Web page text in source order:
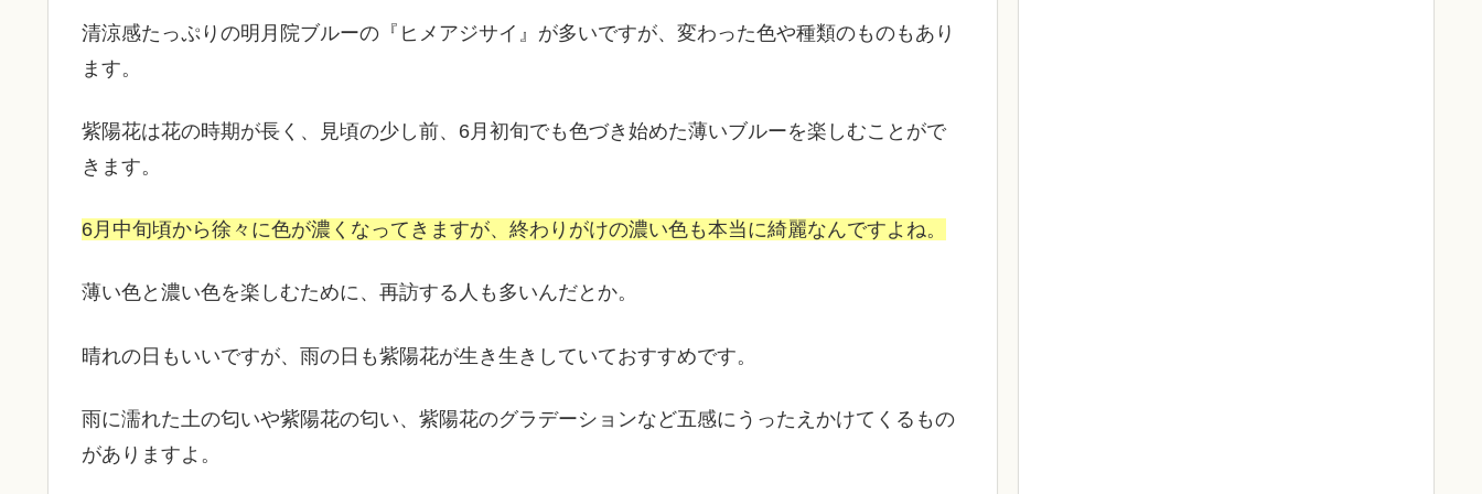
清涼感たっぷりの明月院ブルーの『ヒメアジサイ』が多いですが、変わった色や種類のものもあり
ます。
紫陽花は花の時期が長く、見頃の少し前、6月初旬でも色づき始めた薄いブルーを楽しむことがで
きます。
6月中旬頃から徐々に色が濃くなってきますが、終わりがけの濃い色も本当に綺麗なんですよね。
薄い色と濃い色を楽しむために、再訪する人も多いんだとか。
晴れの日もいいですが、雨の日も紫陽花が生き生きしていておすすめです。
雨に濡れた土の匂いや紫陽花の匂い、紫陽花のグラデーションなど五感にうったえかけてくるもの
がありますよ。